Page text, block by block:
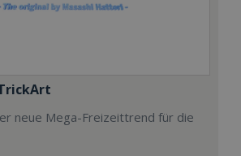
neue Mega-Freizeittrend für die